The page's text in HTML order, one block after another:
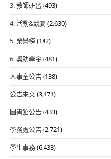
3. 教師研習 (493)
4. 活動&競賽(2,630)
5. 榮譽榜(182)
6. 獎助學金(481)
人事室公告(138)
公告來文(3,171)
圖書館公告(433)
學務處公告(2,721)
學生事務(6,433)